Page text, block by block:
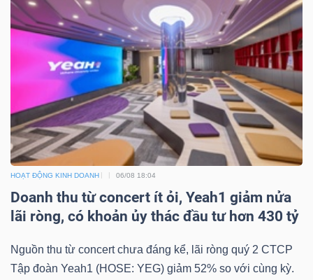
HOẠT ĐỘNG KINH DOANH 06/08 18:04
Doanh thu từ concert ít ỏi, Yeah1 giảm nửa
lãi ròng, có khoản ủy thác đầu tư hơn 430 tỷ
Nguồn thu từ concert chưa đáng kể, lãi ròng quý 2 CTCP
Tập đoàn Yeah1 (HOSE: YEG) giảm 52% so với cùng kỳ.
TƯ
TRUY
DỮ
LIỆU
Ngành
(-)
VS-